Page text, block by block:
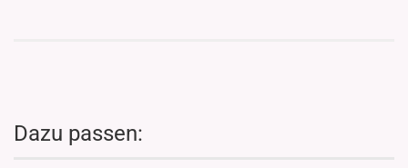
Dazu passen: